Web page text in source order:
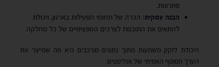
פתרונות.
הבנה עסקית: הכרה של תחומי הפעילות בארגון, ויכולת
להתאים את התובנות לצרכים הספציפיים של כל מחלקה.
היכולת לזקק משמעות מתוך נתונים מורכבים היא מה שמייצר את
הערך המוסף האמיתי של אנליסטים.